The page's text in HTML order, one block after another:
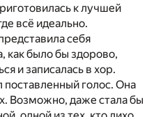
к лучшей
всё идеально.
себя
как было бы здорово,
и записалась в хор.
поставленный голос. Она
Возможно, даже стала бы